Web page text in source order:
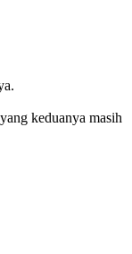
keduanya masih